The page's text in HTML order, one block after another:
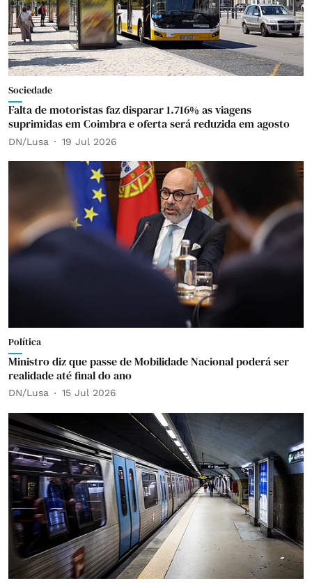
Sociedade
Falta de motoristas faz disparar 1.716% as viagens
suprimidas em Coimbra e oferta será reduzida em agosto
DN/Lusa 19 Jul 2026
Política
Ministro diz que passe de Mobilidade Nacional poderá ser
realidade até final do ano
DN/Lusa 15 Jul 2026